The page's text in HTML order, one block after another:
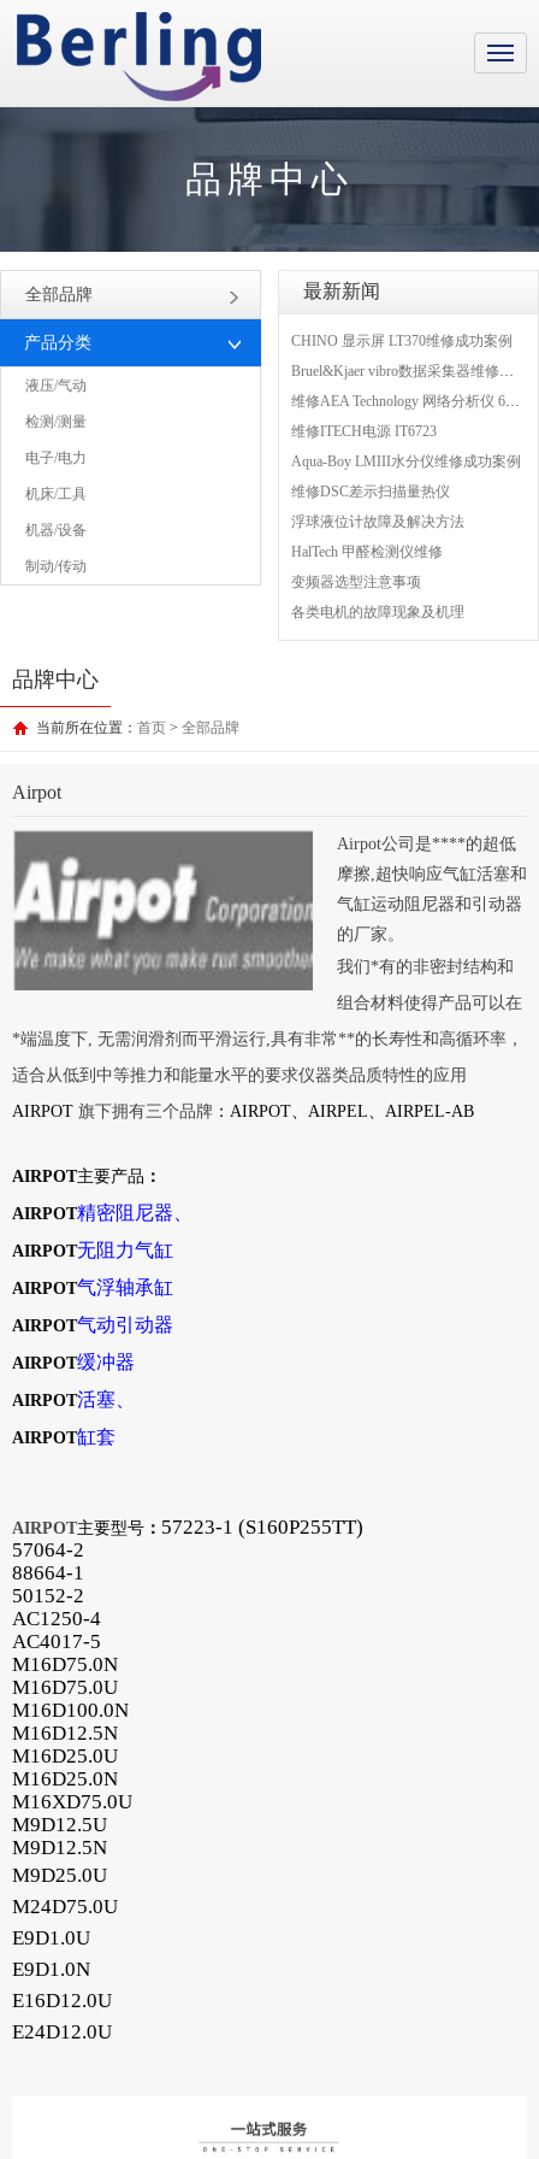
品牌中心
全部品牌
产品分类
液压/气动
检测/测量
电子/电力
机床/工具
机器/设备
制动/传动
最新新闻
CHINO 显示屏 LT370维修成功案例
Bruel&Kjaer vibro数据采集器维修成功案例
维修AEA Technology 网络分析仪 6015-1010
维修ITECH电源 IT6723
Aqua-Boy LMIII水分仪维修成功案例
维修DSC差示扫描量热仪
浮球液位计故障及解决方法
HalTech 甲醛检测仪维修
变频器选型注意事项
各类电机的故障现象及机理
品牌中心
当前所在位置： 首页 > 全部品牌
Airpot
Airpot公司是****的超低
摩擦,超快响应气缸活塞和
气缸运动阻尼器和引动器
的厂家。
我们*有的非密封结构和
组合材料使得产品可以在
*端温度下, 无需润滑剂而平滑运行,具有非常**的长寿性和高循环率，
适合从低到中等推力和能量水平的要求仪器类品质特性的应用
AIRPOT 旗下拥有三个品牌 ： AIRPOT、AIRPEL、AIRPEL-AB
AIRPOT主要产品 ：
AIRPOT精密阻尼器
AIRPOT无阻力气缸
AIRPOT气浮轴承缸
AIRPOT气动引动器
AIRPOT缓冲器
AIRPOT活塞、
AIRPOT缸套
AIRPOT主要型号 ： 57223-1 (S160P255TT)
57064-2
88664-1
50152-2
AC1250-4
AC4017-5
M16D75.0N
M16D75.0U
M16D100.0N
M16D12.5N
M16D25.0U
M16D25.0N
M16XD75.0U
M9D12.5U
M9D12.5N
M9D25.0U
M24D75.0U
E9D1.0U
E9D1.0N
E16D12.0U
E24D12.0U